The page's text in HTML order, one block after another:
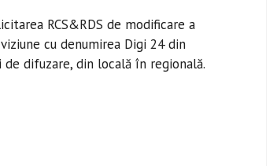
RCS&RDS de modificare a
cu denumirea Digi 24 din
de difuzare, din locală în regională.